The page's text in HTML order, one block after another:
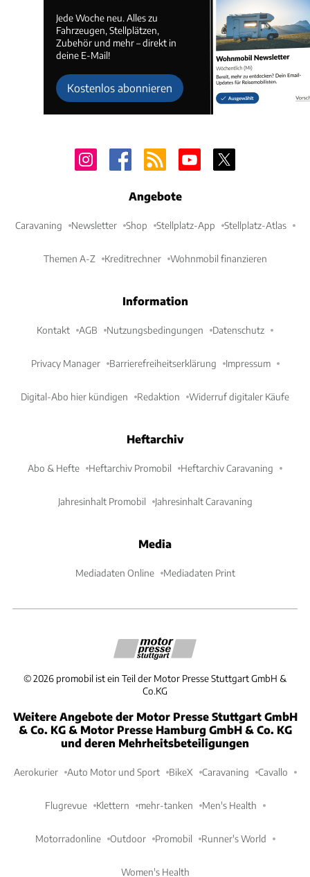
Jede Woche neu. Alles zu
Fahrzeugen, Stellplätzen,
Zubehör und mehr – direkt in
deine E-Mail!
Kostenlos abonnieren
Angebote
Caravaning Newsletter Shop Stellplatz-App Stellplatz-Atlas
Themen A-Z Kreditrechner Wohnmobil finanzieren
Information
Kontakt AGB Nutzungsbedingungen Datenschutz
Privacy Manager Barrierefreiheitserklärung Impressum
Digital-Abo hier kündigen Redaktion Widerruf digitaler Käufe
Heftarchiv
Abo & Hefte Heftarchiv Promobil Heftarchiv Caravaning
Jahresinhalt Promobil Jahresinhalt Caravaning
Media
Mediadaten Online Mediadaten Print
©2026 promobil ist ein Teil der Motor Presse Stuttgart GmbH &
Co.KG
Weitere Angebote der Motor Presse Stuttgart GmbH
& Co. KG & Motor Presse Hamburg GmbH & Co. KG
und deren Mehrheitsbeteiligungen
Aerokurier Auto Motor und Sport BikeX Caravaning Cavallo
Flugrevue Klettern mehr-tanken Men's Health
Motorradonline Outdoor Promobil Runner's World
Women's Health